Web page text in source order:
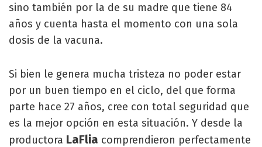
sino también por la de su madre que tiene 84
años y cuenta hasta el momento con una sola
dosis de la vacuna.
Si bien le genera mucha tristeza no poder estar
por un buen tiempo en el ciclo, del que forma
parte hace 27 años, cree con total seguridad que
es la mejor opción en esta situación. Y desde la
productora LaFlia comprendieron perfectamente